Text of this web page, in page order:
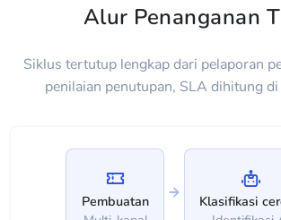
Alur Penanganan
Siklus tertutup lengkap dari pelaporan
penilaian penutupan, SLA dihitung
Pembuatan
Klasifikasi